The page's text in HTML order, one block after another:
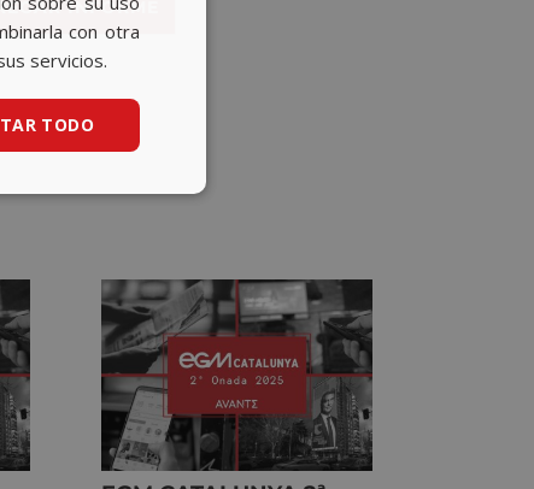
INFORME
CATALAN
ENGLISH
con otra
servicios.
TODO